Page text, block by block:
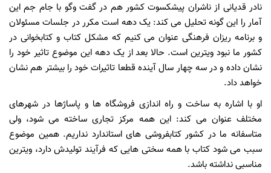
نادر قدیانی از ناشران پیشکسوت کشور هم در گفت وگو با جام جم این
آمار را این گونه تحلیل می کند: یک دهه است مکرر در جلسات مسئولان
و برنامه ریزان فرهنگی عنوان می کنیم که مشکل کتاب و کتابخوانی در
کشور ما نبود ویترین است. حالا بعد از یک دهه این موضوع تاثیر خود را
نشان داده و در سه چهار سال آینده قطعا تاثیرات خود را بیشتر هم نشان
خواهد داد.
او با اشاره به ساخت و راه اندازی فروشگاه ها و پاساژها در شهرهای
مختلف عنوان می کند: این همه مرکز تجاری ساخته می شود، ولی
متاسفانه ما در کشور کتابفروشی های استاندارد نداریم. همین موضوع
سبب می شود کتاب با همه سختی هایی که فرآیند تولیدش دارد، ویترین
مناسبی نداشته باشد.